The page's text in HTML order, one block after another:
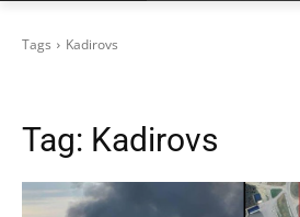
Tags Kadirovs
Tag: Kadirovs